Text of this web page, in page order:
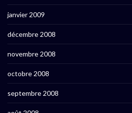
janvier 2009
décembre 2008
novembre 2008
octobre 2008
septembre 2008